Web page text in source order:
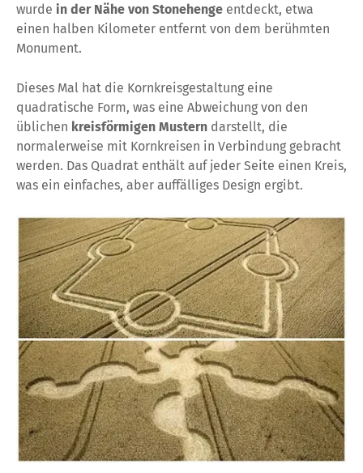
wurde in der Nähe von Stonehenge entdeckt, etwa
einen halben Kilometer entfernt von dem berühmten
Monument.
Dieses Mal hat die Kornkreisgestaltung eine
quadratische Form, was eine Abweichung von den
üblichen kreisförmigen Mustern darstellt, die
normalerweise mit Kornkreisen in Verbindung gebracht
werden. Das Quadrat enthält auf jeder Seite einen Kreis,
was ein einfaches, aber auffälliges Design ergibt.